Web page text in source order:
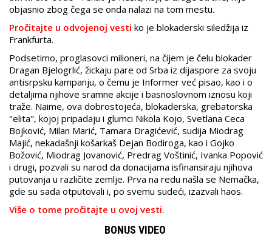
objasnio zbog čega se onda nalazi na tom mestu.
Pročitajte u odvojenoj vesti ko je blokaderski siledžija iz
Frankfurta.
Podsetimo, proglasovci milioneri, na čijem je čelu blokader
Dragan Bjelogrlić, žickaju pare od Srba iz dijaspore za svoju
antisrpsku kampanju, o čemu je Informer već pisao, kao i o
detaljima njihove sramne akcije i basnoslovnom iznosu koji
traže. Naime, ova dobrostojeća, blokaderska, grebatorska
"elita", kojoj pripadaju i glumci Nikola Kojo, Svetlana Ceca
Bojković, Milan Marić, Tamara Dragićević, sudija Miodrag
Majić, nekadašnji košarkaš Dejan Bodiroga, kao i Gojko
Božović, Miodrag Jovanović, Predrag Voštinić, Ivanka Popović
i drugi, pozvali su narod da donacijama isfinansiraju njihova
putovanja u različite zemlje. Prva na redu našla se Nemačka,
gde su sada otputovali i, po svemu sudeći, izazvali haos.
Više o tome pročitajte u ovoj vesti.
BONUS VIDEO